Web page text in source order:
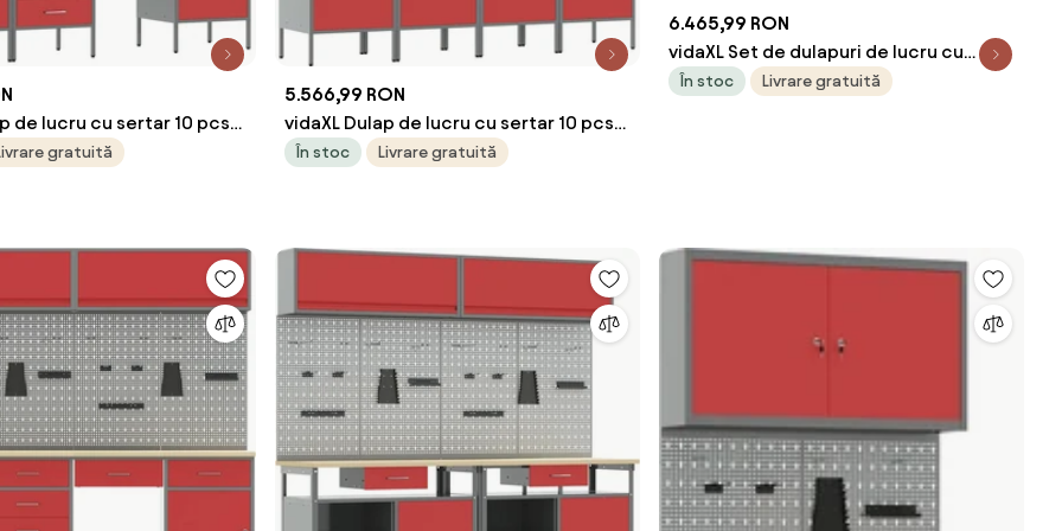
de lucru cu sertar 10 pcs
și oțel
gratuită
5.566,99 RON
vidaXL Dulap de lucru cu sertar 10 pcs
Roșu Lemn ingineresc și oțel
În stoc Livrare gratuită
6.465,99 RON
vidaXL Set de dulapuri de lucru cu
sertar cu raft 12 pcs Roșu și gri
În stoc Livrare gratuită